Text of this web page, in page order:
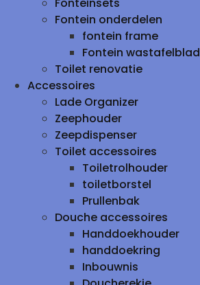
Fontein onderdelen
fontein frame
Fontein wastafelblad
Toilet renovatie
Accessoires
Lade Organizer
Zeephouder
Zeepdispenser
Toilet accessoires
Toiletrolhouder
toiletborstel
Prullenbak
Douche accessoires
Handdoekhouder
handdoekring
Inbouwnis